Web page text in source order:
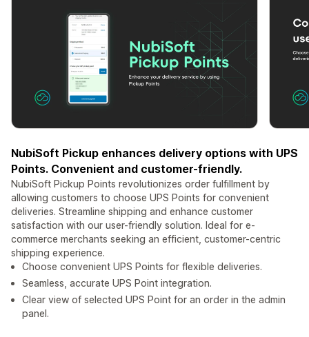
NubiSoft Pickup enhances delivery options with UPS
Points. Convenient and customer-friendly.
NubiSoft Pickup Points revolutionizes order fulfillment by
allowing customers to choose UPS Points for convenient
deliveries. Streamline shipping and enhance customer
satisfaction with our user-friendly solution. Ideal for e-
commerce merchants seeking an efficient, customer-centric
shipping experience.
Choose convenient UPS Points for flexible deliveries.
Seamless, accurate UPS Point integration.
Clear view of selected UPS Point for an order in the admin
panel.